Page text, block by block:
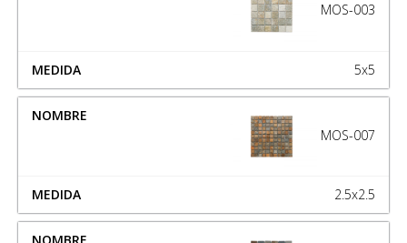
MOS-003
5x5
MOS-007
2.5x2.5